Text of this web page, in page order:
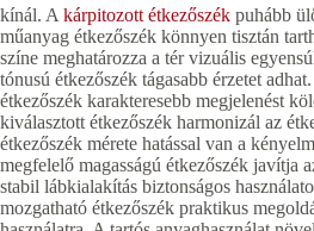
kínál. A kárpitozott étkezőszék puhább
műanyag étkezőszék könnyen tisztán
színe meghatározza a tér vizuális
tónusú étkezőszék tágasabb érzetet
étkezőszék karakteresebb megjelenést
kiválasztott étkezőszék harmonizál az
étkezőszék mérete hatással van a
megfelelő magasságú étkezőszék javítja
stabil lábkialakítás biztonságos
mozgatható étkezőszék praktikus